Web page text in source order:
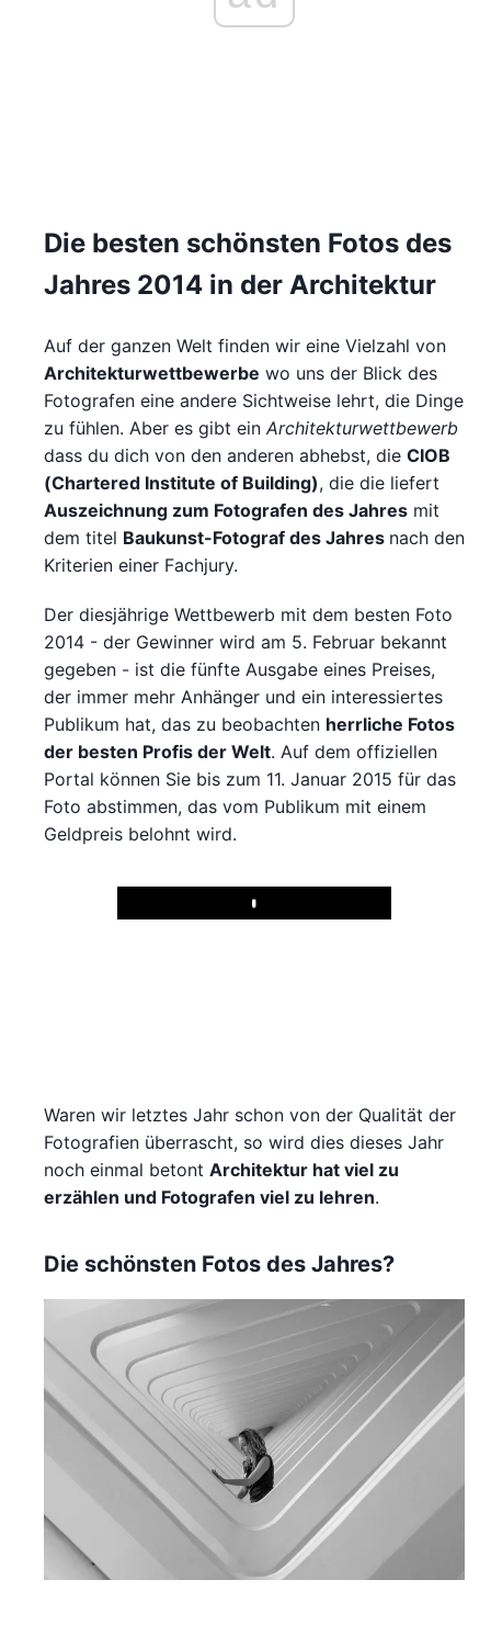
Die besten schönsten Fotos des
Jahres 2014 in der Architektur
Auf der ganzen Welt finden wir eine Vielzahl von
Architekturwettbewerbe wo uns der Blick des
Fotografen eine andere Sichtweise lehrt, die Dinge
zu fühlen. Aber es gibt ein Architekturwettbewerb
dass du dich von den anderen abhebst, die CIOB
(Chartered Institute of Building), die die liefert
Auszeichnung zum Fotografen des Jahres mit
dem titel Baukunst-Fotograf des Jahres nach den
Kriterien einer Fachjury.
Der diesjährige Wettbewerb mit dem besten Foto
2014 - der Gewinner wird am 5. Februar bekannt
gegeben - ist die fünfte Ausgabe eines Preises,
der immer mehr Anhänger und ein interessiertes
Publikum hat, das zu beobachten herrliche Fotos
der besten Profis der Welt. Auf dem offiziellen
Portal können Sie bis zum 11. Januar 2015 für das
Foto abstimmen, das vom Publikum mit einem
Geldpreis belohnt wird.
Play
Waren wir letztes Jahr schon von der Qualität der
Fotografien überrascht, so wird dies dieses Jahr
noch einmal betont Architektur hat viel zu
erzählen und Fotografen viel zu lehren.
Die schönsten Fotos des Jahres?